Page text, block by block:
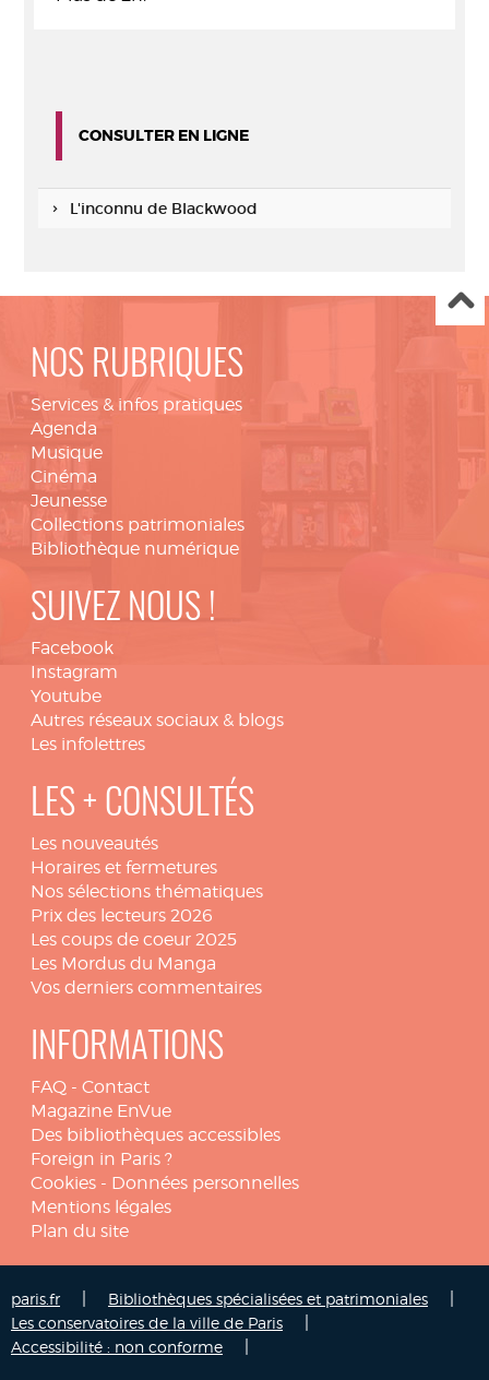
CONSULTER EN LIGNE
L'inconnu de Blackwood
NOS RUBRIQUES
Services & infos pratiques
Agenda
Musique
Cinéma
Jeunesse
Collections patrimoniales
Bibliothèque numérique
SUIVEZ NOUS !
Facebook
Instagram
Youtube
Autres réseaux sociaux & blogs
Les infolettres
LES + CONSULTÉS
Les nouveautés
Horaires et fermetures
Nos sélections thématiques
Prix des lecteurs 2026
Les coups de coeur 2025
Les Mordus du Manga
Vos derniers commentaires
INFORMATIONS
FAQ - Contact
Magazine EnVue
Des bibliothèques accessibles
Foreign in Paris ?
Cookies - Données personnelles
Mentions légales
Plan du site
paris.fr Bibliothèques spécialisées et patrimoniales
Les conservatoires de la ville de Paris
Accessibilité : non conforme